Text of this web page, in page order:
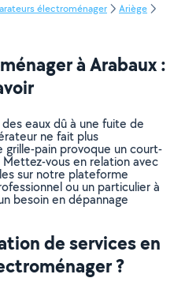
électroménager
Ariège
à Arabaux :
eaux dû à une fuite de
ne fait plus
pain provoque un court-
vous en relation avec
sur notre plateforme
ou un particulier à
besoin en dépannage
de services en
?